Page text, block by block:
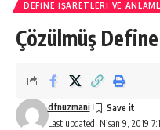
DEFINE İŞARETLERI VE
Çözülmüş
Last updated: Nisan 9, 2019
dfnuzmani